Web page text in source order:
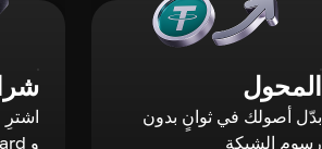
المحول
بدّل أصولك في ثوانٍ بدون
رسوم الشبكة
و Mastercard